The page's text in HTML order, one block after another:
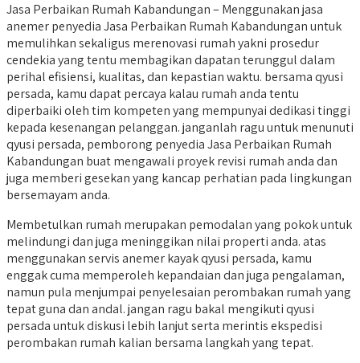
Jasa Perbaikan Rumah Kabandungan – Menggunakan jasa
anemer penyedia Jasa Perbaikan Rumah Kabandungan untuk
memulihkan sekaligus merenovasi rumah yakni prosedur
cendekia yang tentu membagikan dapatan terunggul dalam
perihal efisiensi, kualitas, dan kepastian waktu. bersama qyusi
persada, kamu dapat percaya kalau rumah anda tentu
diperbaiki oleh tim kompeten yang mempunyai dedikasi tinggi
kepada kesenangan pelanggan. janganlah ragu untuk menunuti
qyusi persada, pemborong penyedia Jasa Perbaikan Rumah
Kabandungan buat mengawali proyek revisi rumah anda dan
juga memberi gesekan yang kancap perhatian pada lingkungan
bersemayam anda.
Membetulkan rumah merupakan pemodalan yang pokok untuk
melindungi dan juga meninggikan nilai properti anda. atas
menggunakan servis anemer kayak qyusi persada, kamu
enggak cuma memperoleh kepandaian dan juga pengalaman,
namun pula menjumpai penyelesaian perombakan rumah yang
tepat guna dan andal. jangan ragu bakal mengikuti qyusi
persada untuk diskusi lebih lanjut serta merintis ekspedisi
perombakan rumah kalian bersama langkah yang tepat.